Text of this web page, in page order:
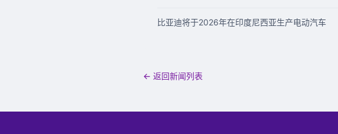
比亚迪将于2026年在印度尼西亚生产电动汽车
← 返回新闻列表